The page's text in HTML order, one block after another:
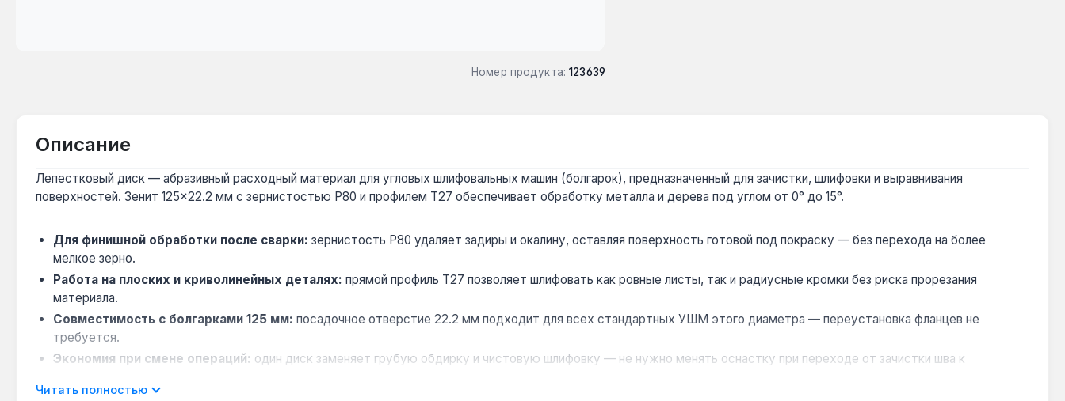
Номер продукта: 123639
Описание
Лепестковый диск — абразивный расходный материал для угловых шлифовальных машин (болгарок), предназначенный для зачистки, шлифовки и выравнивания
поверхностей. Зенит 125×22.2 мм с зернистостью P80 и профилем T27 обеспечивает обработку металла и дерева под углом от 0° до 15°.
Для финишной обработки после сварки: зернистость P80 удаляет задиры и окалину, оставляя поверхность готовой под покраску — без перехода на более
мелкое зерно.
Работа на плоских и криволинейных деталях: прямой профиль T27 позволяет шлифовать как ровные листы, так и радиусные кромки без риска прорезания
материала.
Совместимость с болгарками 125 мм: посадочное отверстие 22.2 мм подходит для всех стандартных УШМ этого диаметра — переустановка фланцев не
требуется.
Экономия при смене операций: один диск заменяет грубую обдирку и чистовую шлифовку — не нужно менять оснастку при переходе от зачистки шва к
Читать полностью